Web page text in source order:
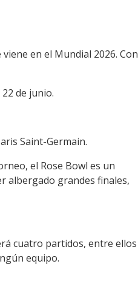
en el Mundial 2026. Con
de junio.
Saint-Germain.
el Rose Bowl es un
albergado grandes finales,
cuatro partidos, entre ellos
equipo.